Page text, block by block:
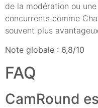
de la modération ou
concurrents comme
souvent plus
Note globale : 6,8/10
FAQ
CamRound